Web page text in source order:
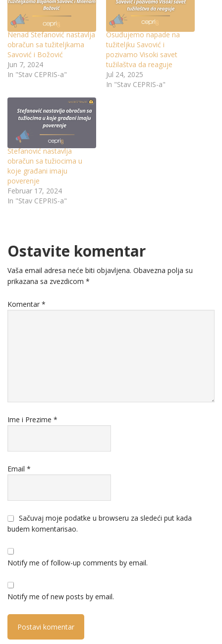
Nenad Stefanović nastavlja
obračun sa tužiteljkama
Savović i Božović
Jun 7, 2024
In "Stav CEPRIS-a"
Osuđujemo napade na
tužiteljku Savović i
pozivamo Visoki savet
tužilaštva da reaguje
Jul 24, 2025
In "Stav CEPRIS-a"
Stefanović nastavlja
obračun sa tužiocima u
koje građani imaju
poverenje
Februar 17, 2024
In "Stav CEPRIS-a"
Ostavite komentar
Vaša email adresa neće biti objavljena. Obavezna polja su
prikazana sa zvezdicom *
Komentar *
Ime i Prezime *
Email *
Sačuvaj moje podatke u browseru za sledeći put kada
budem komentarisao.
Notify me of follow-up comments by email.
Notify me of new posts by email.